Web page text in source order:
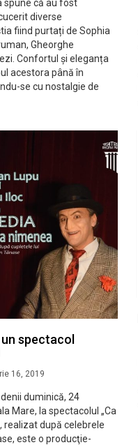
spune că au fost
diverse
fiind purtați de Sophia
Gheorghe
Confortul și eleganța
acestora până în
se cu nostalgie de
spectacol
16, 2019
duminică, 24
Mare, la spectacolul „Ca
realizat după celebrele
este o producţie-